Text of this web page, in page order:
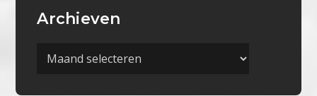
Archieven
Archieven